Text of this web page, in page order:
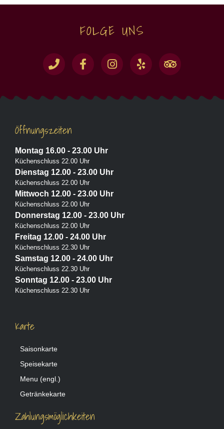
FOLGE UNS
Öffnungszeiten
Montag 16.00 - 23.00 Uhr
Küchenschluss 22.00 Uhr
Dienstag 12.00 - 23.00 Uhr
Küchenschluss 22.00 Uhr
Mittwoch 12.00 - 23.00 Uhr
Küchenschluss 22.00 Uhr
Donnerstag 12.00 - 23.00 Uhr
Küchenschluss 22.00 Uhr
Freitag 12.00 - 24.00 Uhr
Küchenschluss 22.30 Uhr
Samstag 12.00 - 24.00 Uhr
Küchenschluss 22.30 Uhr
Sonntag 12.00 - 23.00 Uhr
Küchenschluss 22.30 Uhr
Karte
Saisonkarte
Speisekarte
Menu (engl.)
Getränkekarte
Zahlungsmöglichkeiten